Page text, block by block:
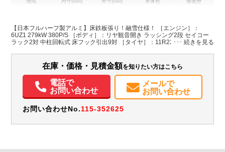
地域 内寸(mm)
H:2,500
外寸(mm)
H:3,780
本体色 修復歴
装備情報
集中ドアロック
電動格納ミラー エアサスシート ETC
バックモニター
ドラレコ
PMマフラー
【日本フルハーフ製アルミ】床鉄板張り！融雪仕様！ ［エンジン］：
6UZ1 279kW 380P/S ［ボディ］：リヤ観音開き ラッシング2段 セイコー
ラック2対 中柱回転式 床フック引出9対 ［タイヤ］：11R22.5 16PR ［そ
メラ・アイクール付・庫内カメラ付 ハイルーフキャブ
在庫・価格・見積金額を知りたい方はこちら
電話で
お問い合わせ
メールで
お問い合わせ
お問い合わせNo.115-352625